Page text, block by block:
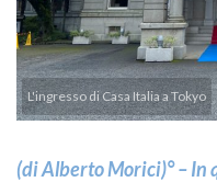
L'ingresso di Casa Italia a Tokyo
(di Alberto Morici)° – In